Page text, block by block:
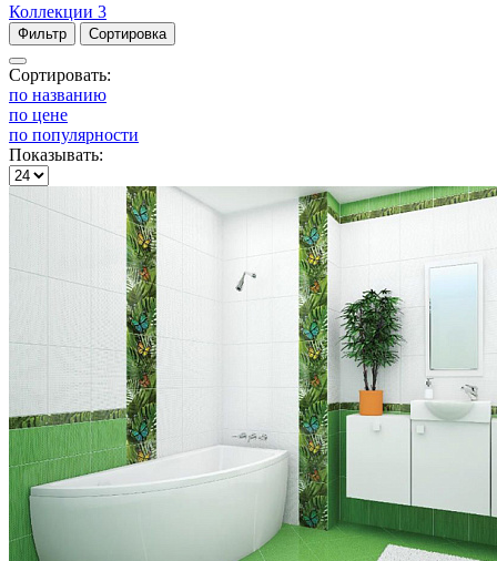
Коллекции 3
Фильтр Сортировка
Сортировать:
по названию
по цене
по популярности
Показывать: